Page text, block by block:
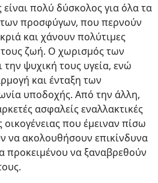
πολύ δύσκολος για όλα τα
των προσφύγων, που περνούν
και χάνουν πολύτιμες
τους ζωή. Ο χωρισμός των
την ψυχική τους υγεία, ενώ
και ένταξη των
υποδοχής. Από την άλλη,
ασφαλείς εναλλακτικές
που έμειναν πίσω
να ακολουθήσουν επικίνδυνα
προκειμένου να ξαναβρεθούν